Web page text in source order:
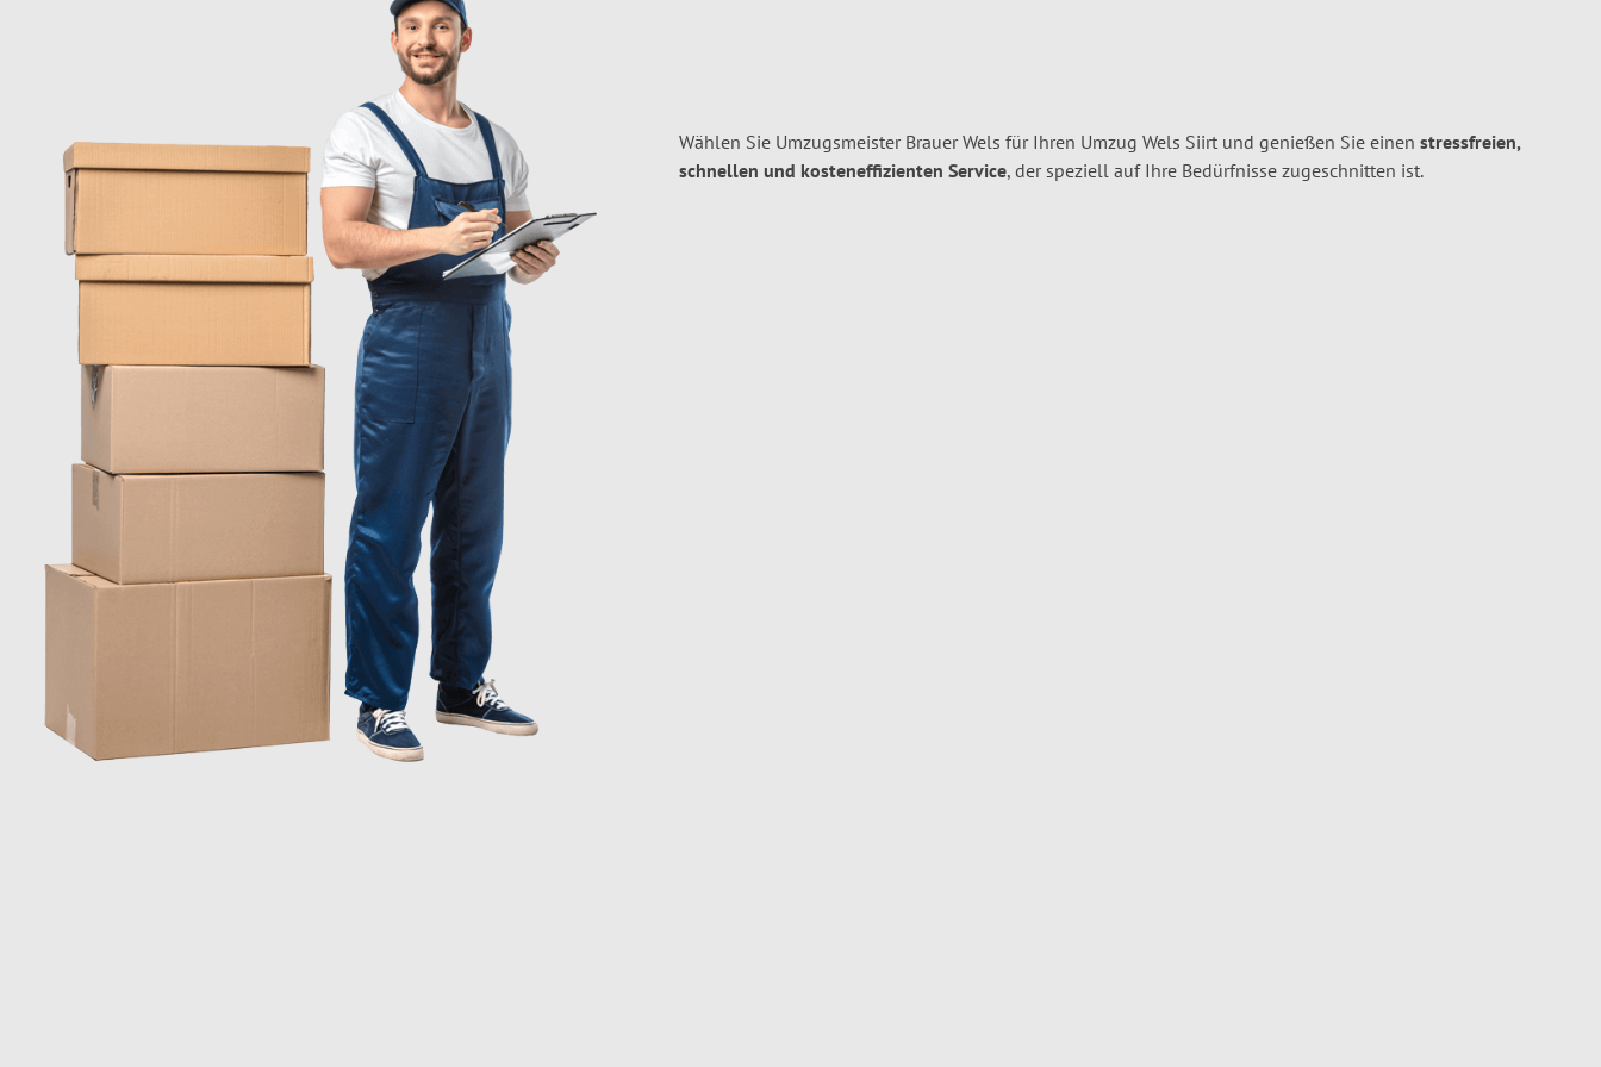
Wählen Sie Umzugsmeister Brauer Wels für Ihren Umzug Wels Siirt und genießen Sie einen stressfreien,
schnellen und kosteneffizienten Service, der speziell auf Ihre Bedürfnisse zugeschnitten ist.